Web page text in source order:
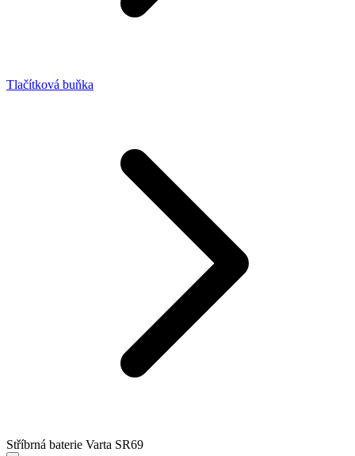
Tlačítková buňka
Stříbrná baterie Varta SR69